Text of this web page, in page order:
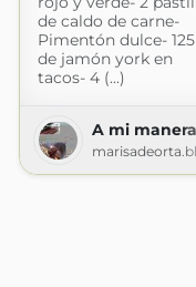
de caldo de carne-
Pimentón dulce-
de jamón york en
tacos- 4 (...)
A mi manera